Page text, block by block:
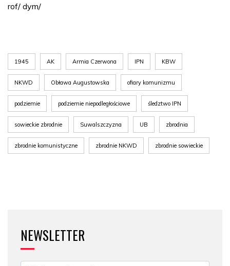
rof/ dym/
1945 AK Armia Czerwona IPN KBW
NKWD Obława Augustowska ofiary komunizmu
podziemie podziemie niepodległościowe śledztwo IPN
sowieckie zbrodnie Suwalszczyzna UB zbrodnia
zbrodnie komunistyczne zbrodnie NKWD zbrodnie sowieckie
NEWSLETTER